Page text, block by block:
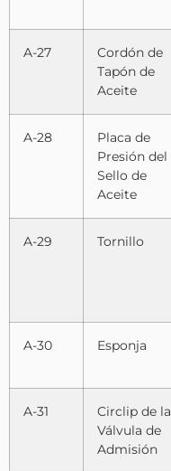
A-27
Cordón de
Tapón de
Aceite
A-28
Placa de
Presión del
Sello de
Aceite
A-29 Tornillo
A-30 Esponja
A-31
Circlip de la
Válvula de
Admisión